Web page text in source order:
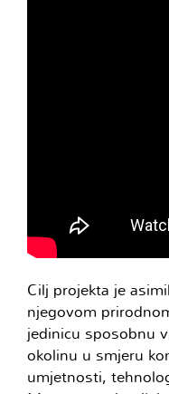
Cilj projekta je
njegovom
jedinicu sposobnu
okolinu u smjeru
umjetnosti,